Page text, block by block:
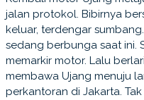
jalan protokol. Bibirnya
keluar, terdengar
sedang berbunga saat ini.
memarkir motor. Lalu
membawa Ujang menuju
perkantoran di Jakarta.